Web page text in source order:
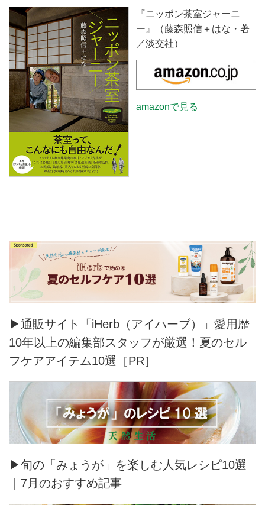
『ニッポン茶室ジャーニ
ー』（藤森照信＋はな・著
／淡交社）
amazonで見る
▶通販サイト「iHerb（アイハーブ）」愛用歴
10年以上の編集部スタッフが厳選！夏のセル
フケアアイテム10選［PR］
▶旬の「みょうが」を楽しむ人気レシピ10選
｜7月のおすすめ記事